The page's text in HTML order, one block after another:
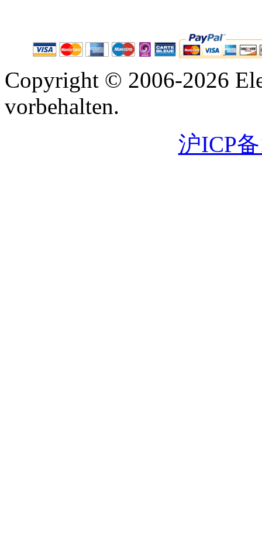
Copyright © 2006-2026
vorbehalten.
沪ICP